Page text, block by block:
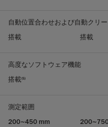
自動位置合わせおよび自動クリ
搭載
搭載
高度なソフトウェア機能
搭載(5)
測定範囲
200~450 mm